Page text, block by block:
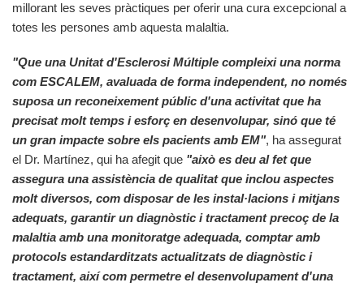
millorant les seves pràctiques per oferir una cura excepcional a
totes les persones amb aquesta malaltia.
"Que una Unitat d'Esclerosi Múltiple compleixi una norma
com ESCALEM, avaluada de forma independent, no només
suposa un reconeixement públic d'una activitat que ha
precisat molt temps i esforç en desenvolupar, sinó que té
un gran impacte sobre els pacients amb EM", ha assegurat
el Dr. Martínez, qui ha afegit que "això es deu al fet que
assegura una assistència de qualitat que inclou aspectes
molt diversos, com disposar de les instal·lacions i mitjans
adequats, garantir un diagnòstic i tractament precoç de la
malaltia amb una monitoratge adequada, comptar amb
protocols estandarditzats actualitzats de diagnòstic i
tractament, així com permetre el desenvolupament d'una